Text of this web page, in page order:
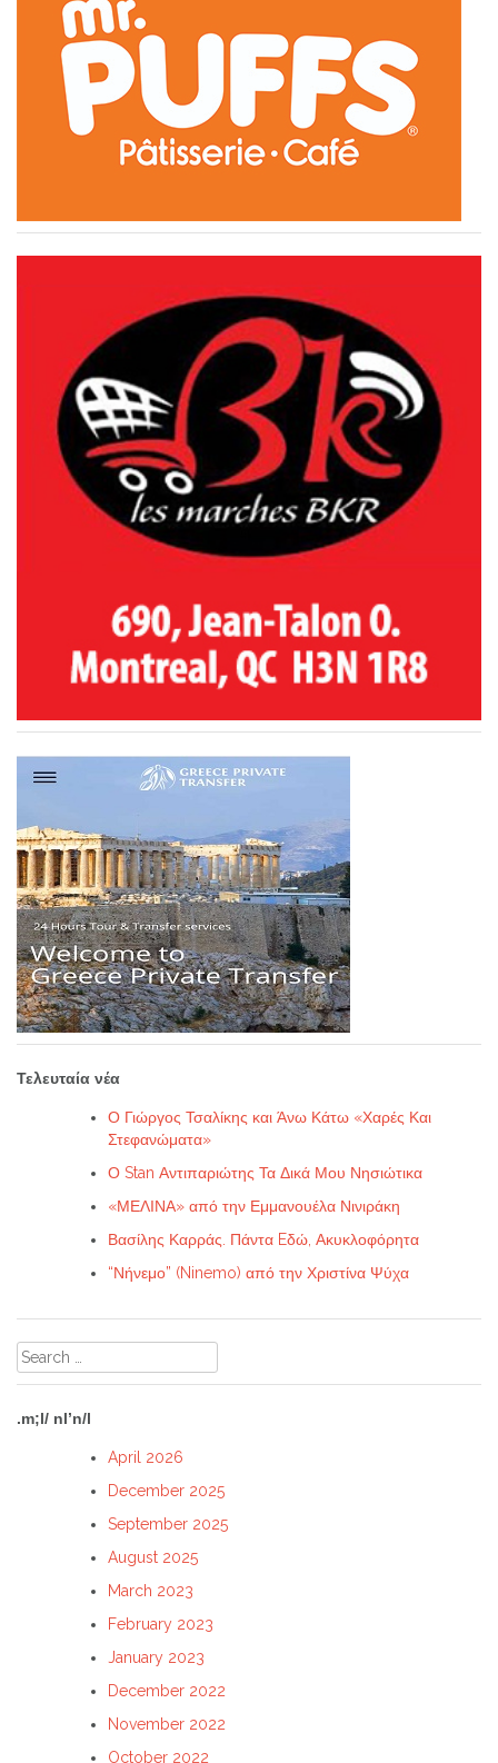
Τελευταία νέα
Ο Γιώργος Τσαλίκης και Άνω Κάτω «Χαρές Και
Στεφανώματα»
Ο Stan Αντιπαριώτης Τα Δικά Μου Νησιώτικα
«ΜΕΛΙΝΑ» από την Εμμανουέλα Νινιράκη
Βασίλης Καρράς. Πάντα Eδώ, Ακυκλοφόρητα
“Νήνεμο” (Ninemo) από την Χριστίνα Ψύχα
Search
for:
.m;l/ nl’n/l
April 2026
December 2025
September 2025
August 2025
March 2023
February 2023
January 2023
December 2022
November 2022
October 2022